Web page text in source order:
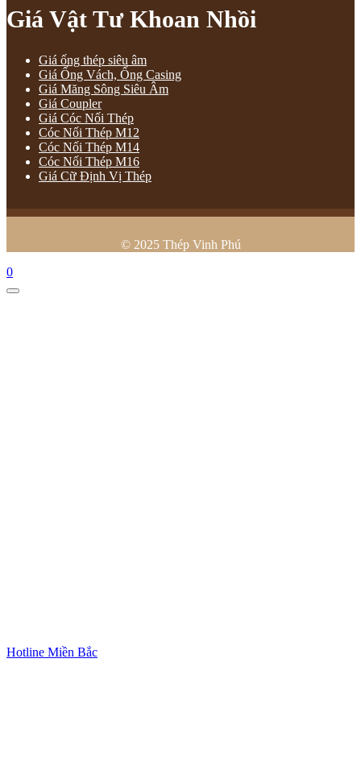
Giá Vật Tư Khoan Nhồi
Giá ống thép siêu âm
Giá Ống Vách, Ống Casing
Giá Măng Sông Siêu Âm
Giá Coupler
Giá Cóc Nối Thép
Cóc Nối Thép M12
Cóc Nối Thép M14
Cóc Nối Thép M16
Giá Cữ Định Vị Thép
© 2025 Thép Vinh Phú
0
Hotline Miền Bắc